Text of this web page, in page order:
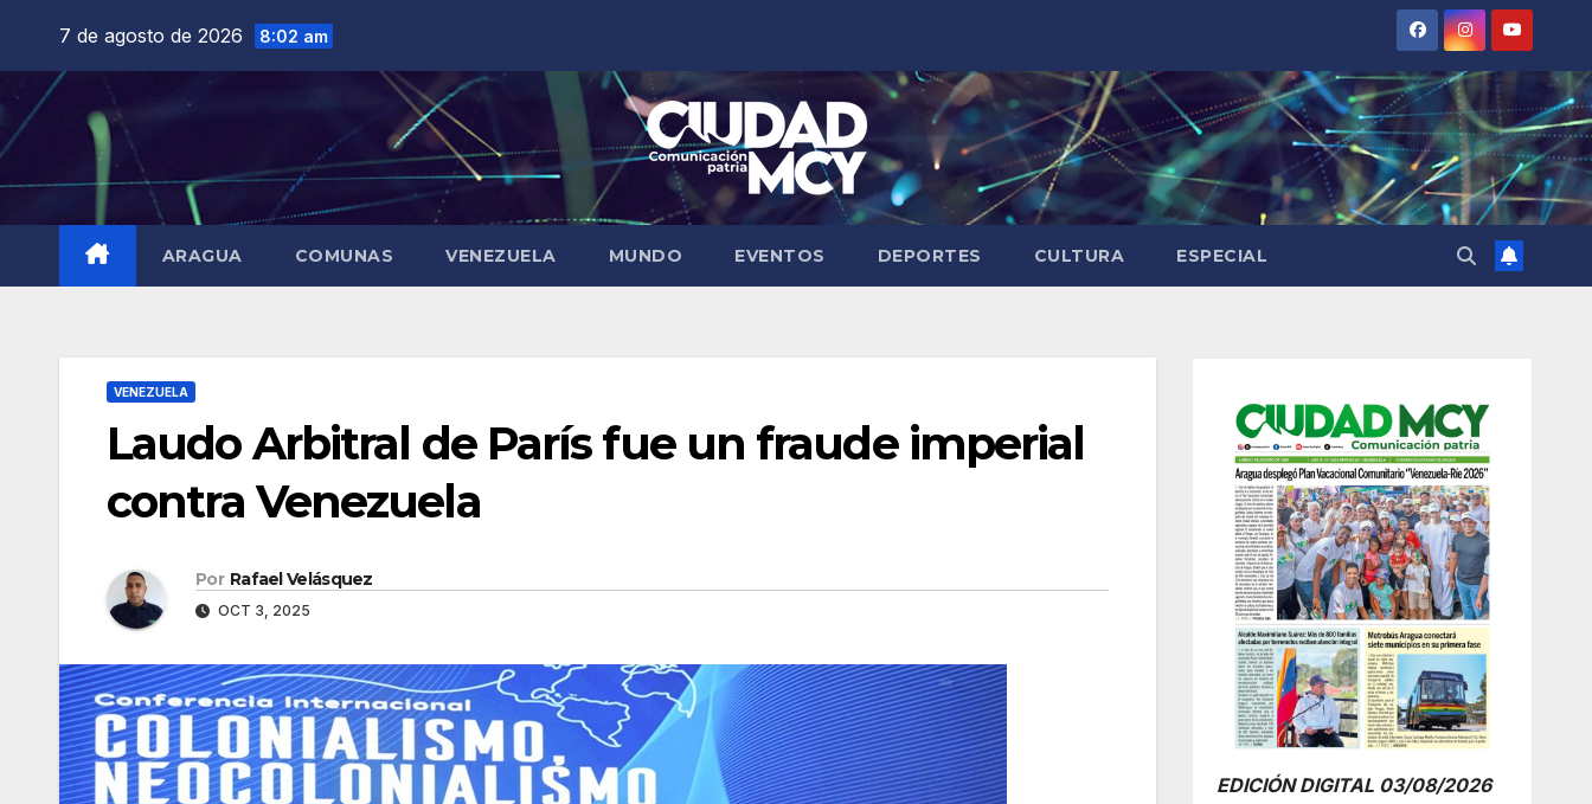
contenido
7 de agosto de 2026 8:02 am
ARAGUA COMUNAS VENEZUELA MUNDO EVENTOS DEPORTES CULTURA ESPECIAL
VENEZUELA
Laudo Arbitral de París fue un fraude imperial
contra Venezuela
Por Rafael Velásquez
OCT 3, 2025
EDICIÓN DIGITAL 03/08/2026